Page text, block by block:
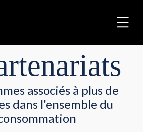
associés à plus de
dans l'ensemble du